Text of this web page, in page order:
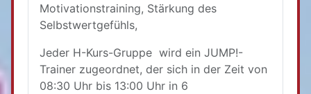
Motivationstraining, Stärkung des
Selbstwertgefühls,
Jeder H-Kurs-Gruppe wird ein JUMP!-
Trainer zugeordnet, der sich in der Zeit von
08:30 Uhr bis 13:00 Uhr in 6